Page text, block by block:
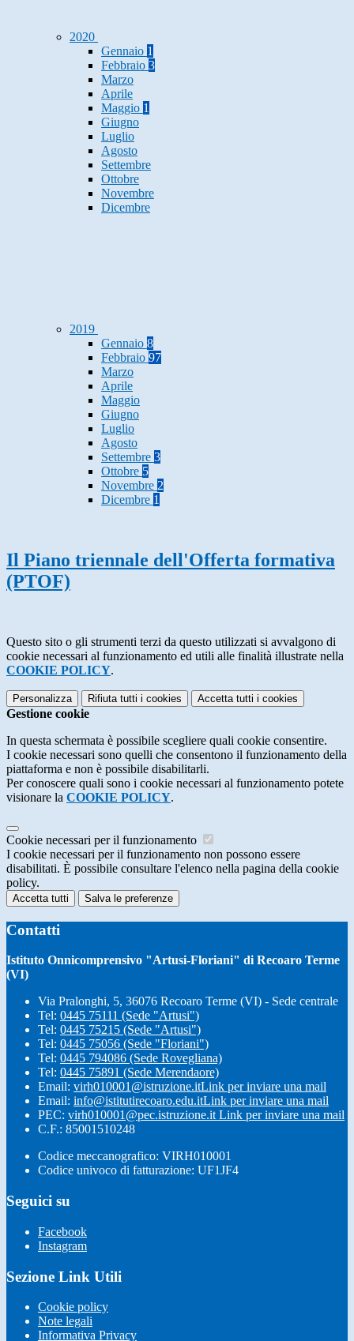
2020
Gennaio 1
Febbraio 3
Marzo
Aprile
Maggio 1
Giugno
Luglio
Agosto
Settembre
Ottobre
Novembre
Dicembre
2019
Gennaio 8
Febbraio 97
Marzo
Aprile
Maggio
Giugno
Luglio
Agosto
Settembre 3
Ottobre 5
Novembre 2
Dicembre 1
Il Piano triennale dell'Offerta formativa
(PTOF)
Questo sito o gli strumenti terzi da questo utilizzati si avvalgono di
cookie necessari al funzionamento ed utili alle finalità illustrate nella
COOKIE POLICY.
Personalizza Rifiuta tutti i cookies Accetta tutti i cookies
Gestione cookie
In questa schermata è possibile scegliere quali cookie consentire.
I cookie necessari sono quelli che consentono il funzionamento della
piattaforma e non è possibile disabilitarli.
Per conoscere quali sono i cookie necessari al funzionamento potete
visionare la COOKIE POLICY.
Cookie necessari per il funzionamento
I cookie necessari per il funzionamento non possono essere
disabilitati. È possibile consultare l'elenco nella pagina della cookie
policy.
Accetta tutti Salva le preferenze
Contatti
Istituto Onnicomprensivo "Artusi-Floriani" di Recoaro Terme
(VI)
Via Pralonghi, 5, 36076 Recoaro Terme (VI) - Sede centrale
Tel: 0445 75111 (Sede "Artusi")
Tel: 0445 75215 (Sede "Artusi")
Tel: 0445 75056 (Sede "Floriani")
Tel: 0445 794086 (Sede Rovegliana)
Tel: 0445 75891 (Sede Merendaore)
Email: virh010001@istruzione.itLink per inviare una mail
Email: info@istitutirecoaro.edu.itLink per inviare una mail
PEC: virh010001@pec.istruzione.it Link per inviare una mail
C.F.: 85001510248
Codice meccanografico: VIRH010001
Codice univoco di fatturazione: UF1JF4
Seguici su
Facebook
Instagram
Sezione Link Utili
Cookie policy
Note legali
Informativa Privacy